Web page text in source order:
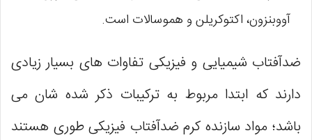
آووبنزون، اکتوکریلن و هموسالات است.
ضدآفتاب شیمیایی و فیزیکی تفاوات های بسیار زیادی
دارند که ابتدا مربوط به ترکیبات ذکر شده شان می
باشد؛ مواد سازنده کرم ضدآفتاب فیزیکی طوری هستند